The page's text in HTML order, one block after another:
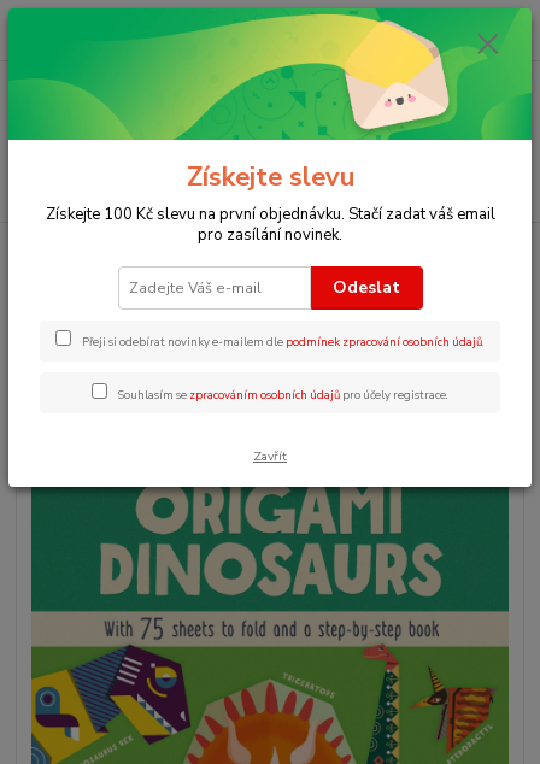
Menu
ks
0 Kč
Zábavné aktivity pro děti v angličtině
Origami dinosaurs
Získejte slevu
Získejte 100 Kč slevu na první objednávku. Stačí zadat váš email
pro zasílání novinek.
Odeslat
Přeji si odebírat novinky e-mailem dle podmínek zpracování osobních údajů.
Souhlasím se zpracováním osobních údajů pro účely registrace.
Zavřít